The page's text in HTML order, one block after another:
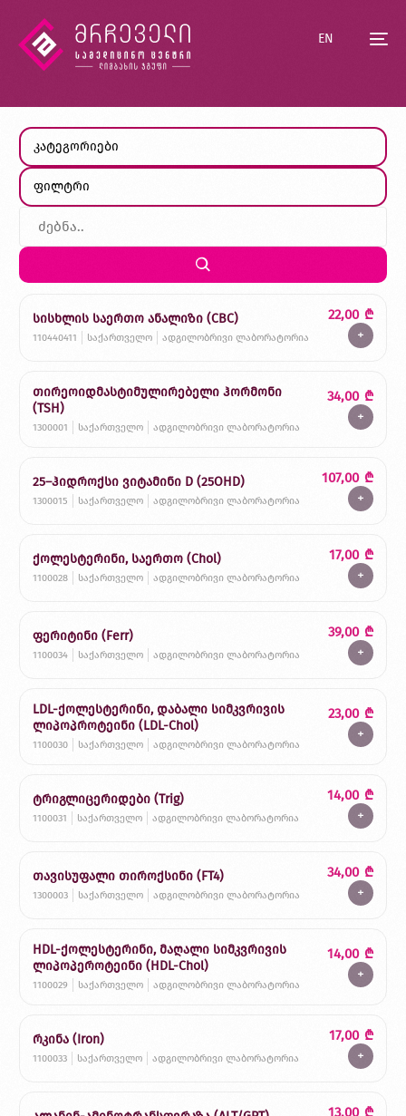
EN
სისხლის საერთო ანალიზი (CBC)
110440411 საქართველო ადგილობრივი ლაბორატორია
22,00 ₾
+
თირეოიდმასტიმულირებელი ჰორმონი
(TSH)
1300001 საქართველო ადგილობრივი ლაბორატორია
34,00 ₾
+
25–ჰიდროქსი ვიტამინი D (25OHD)
1300015 საქართველო ადგილობრივი ლაბორატორია
107,00 ₾
+
ქოლესტერინი, საერთო (Chol)
1100028 საქართველო ადგილობრივი ლაბორატორია
17,00 ₾
+
ფერიტინი (Ferr)
1100034 საქართველო ადგილობრივი ლაბორატორია
39,00 ₾
+
LDL-ქოლესტერინი, დაბალი სიმკვრივის
ლიპოპროტეინი (LDL-Chol)
1100030 საქართველო ადგილობრივი ლაბორატორია
23,00 ₾
+
ტრიგლიცერიდები (Trig)
1100031 საქართველო ადგილობრივი ლაბორატორია
14,00 ₾
+
თავისუფალი თიროქსინი (FT4)
1300003 საქართველო ადგილობრივი ლაბორატორია
34,00 ₾
+
HDL-ქოლესტერინი, მაღალი სიმკვრივის
ლიპოპეროტეინი (HDL-Chol)
1100029 საქართველო ადგილობრივი ლაბორატორია
14,00 ₾
+
რკინა (Iron)
1100033 საქართველო ადგილობრივი ლაბორატორია
17,00 ₾
+
13,00 ₾